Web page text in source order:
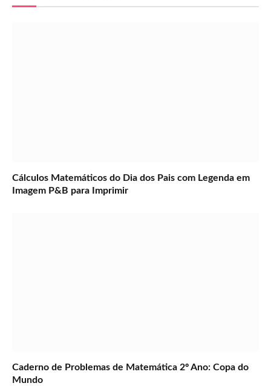
Cálculos Matemáticos do Dia dos Pais com Legenda em
Imagem P&B para Imprimir
Caderno de Problemas de Matemática 2º Ano: Copa do
Mundo